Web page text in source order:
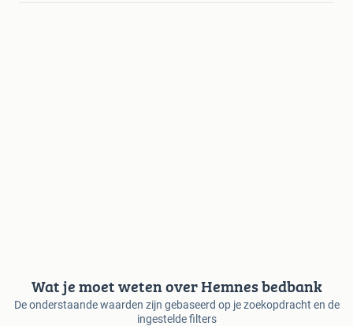
Wat je moet weten over Hemnes bedbank
De onderstaande waarden zijn gebaseerd op je zoekopdracht en de
ingestelde filters